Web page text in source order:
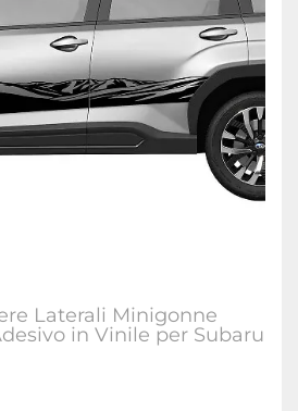
Laterali Minigonne
in Vinile per Subaru